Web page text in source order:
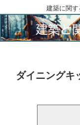
建築に関す
ダイニングキ